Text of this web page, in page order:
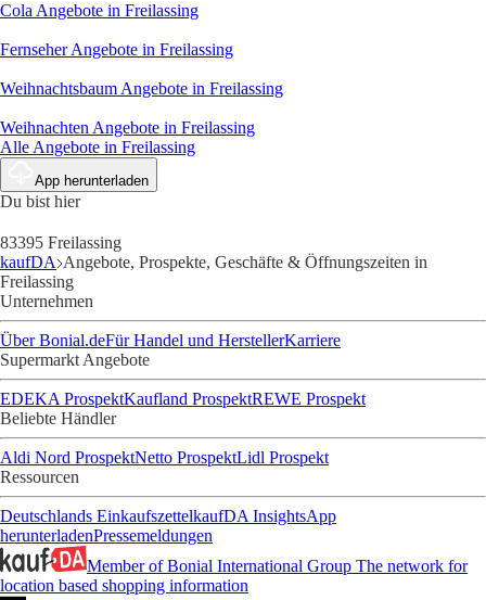
Cola Angebote in Freilassing
FernseherAngebote in Freilassing
Weihnachtsbaum Angebote in Freilassing
Weihnachten Angebote in Freilassing
Alle Angebote in Freilassing
App herunterladen
Du bist hier
83395 Freilassing
kaufDA Angebote, Prospekte, Geschäfte & Öffnungszeiten in
Freilassing
Unternehmen
Über Bonial.deFür Handel und HerstellerKarriere
Supermarkt Angebote
EDEKA ProspektKaufland ProspektREWE Prospekt
Beliebte Händler
Aldi Nord ProspektNetto ProspektLidl Prospekt
Ressourcen
Deutschlands EinkaufszettelkaufDA InsightsApp
herunterladenPressemeldungen
Member of Bonial International Group The network for
location based shopping information